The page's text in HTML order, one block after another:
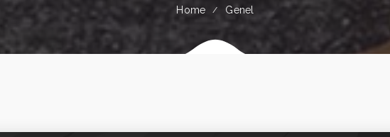
Home Genel